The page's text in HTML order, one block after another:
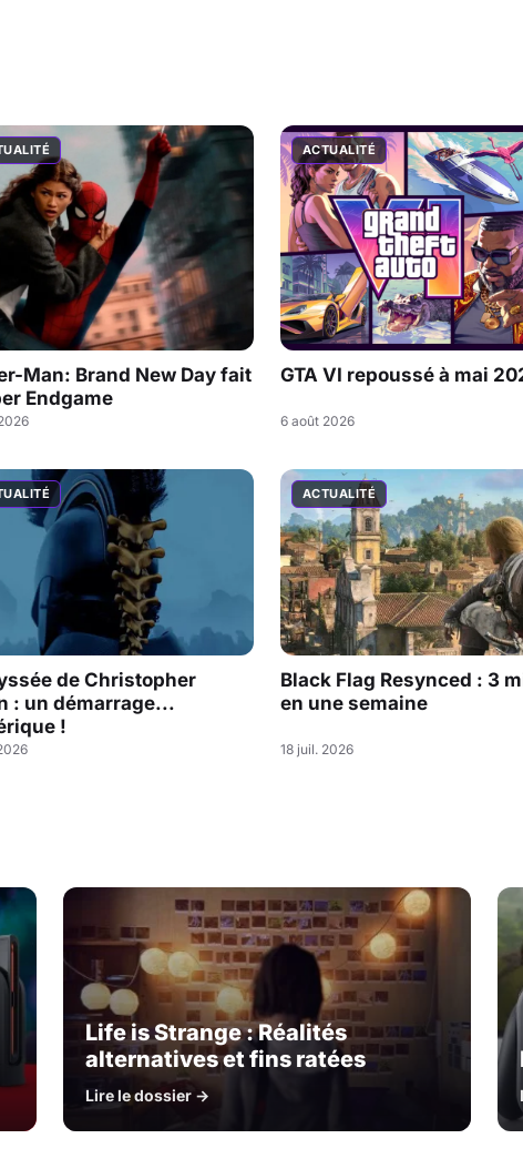
Man: Brand New Day fait
Endgame
ACTUALITÉ
GTA VI repoussé à mai
6 août 2026
de Christopher
: un démarrage...
!
ACTUALITÉ
Black Flag Resynced : 3
en une semaine
18 juil. 2026
Life is Strange : Réalités
alternatives et fins ratées
Lire le dossier →